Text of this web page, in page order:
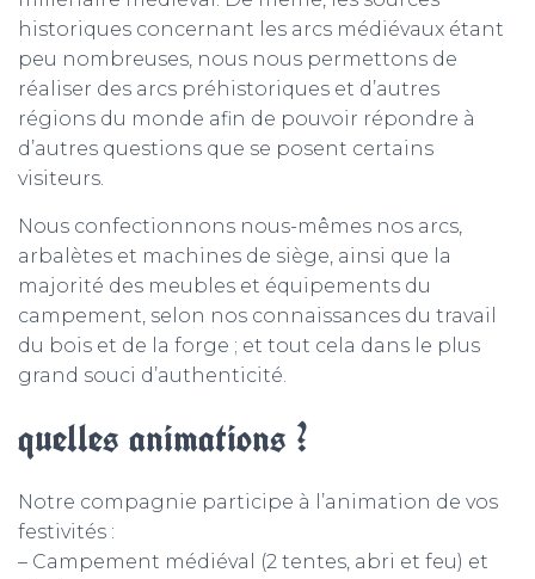
historiques concernant les arcs médiévaux étant
peu nombreuses, nous nous permettons de
réaliser des arcs préhistoriques et d’autres
régions du monde afin de pouvoir répondre à
d’autres questions que se posent certains
visiteurs.
Nous confectionnons nous-mêmes nos arcs,
arbalètes et machines de siège, ainsi que la
majorité des meubles et équipements du
campement, selon nos connaissances du travail
du bois et de la forge ; et tout cela dans le plus
grand souci d’authenticité.
quelles animations ?
Notre compagnie participe à l’animation de vos
festivités :
– Campement médiéval (2 tentes, abri et feu) et